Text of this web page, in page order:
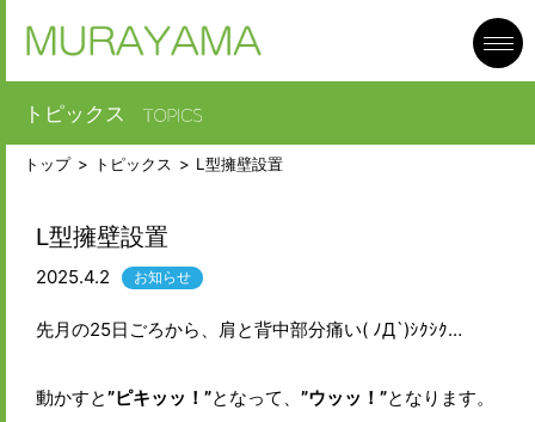
トピックス
トップ トピックス L型擁壁設置
L型擁壁設置
2025.4.2 お知らせ
先月の25日ごろから、肩と背中部分痛い( ﾉД`)ｼｸｼｸ…
動かすと”ピキッッ！”となって、 ”ウッッ！”となります。